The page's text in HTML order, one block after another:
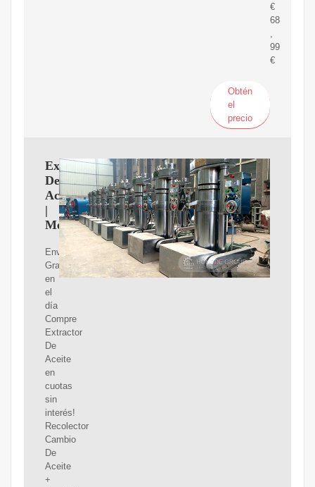
€
68
99
€
Obtén
el
precio
Extractor
De
Aceite
|
MercadoLibre
Envíos
Gratis
en
el
día
Compre
Extractor
De
Aceite
en
cuotas
sin
interés!
Recolector
Cambio
De
Aceite
+